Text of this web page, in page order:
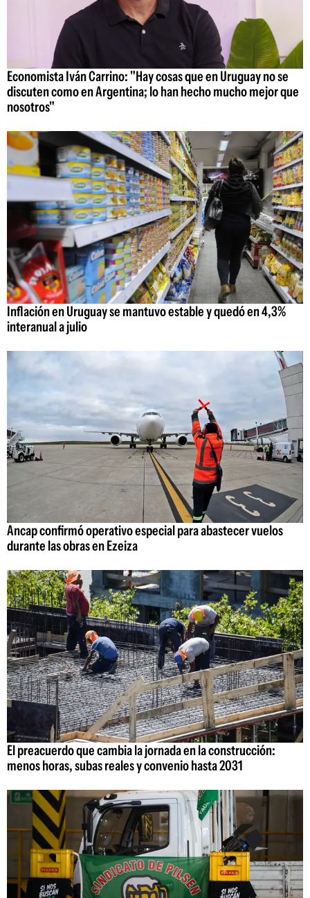
Economista Iván Carrino: "Hay cosas que en Uruguay no se
discuten como en Argentina; lo han hecho mucho mejor que
nosotros"
Inflación en Uruguay se mantuvo estable y quedó en 4,3%
interanual a julio
Ancap confirmó operativo especial para abastecer vuelos
durante las obras en Ezeiza
El preacuerdo que cambia la jornada en la construcción:
menos horas, subas reales y convenio hasta 2031